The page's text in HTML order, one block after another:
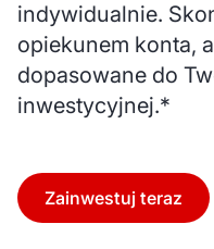
indywidualnie.
opiekunem konta,
dopasowane do
inwestycyjnej.*
Zainwestuj teraz